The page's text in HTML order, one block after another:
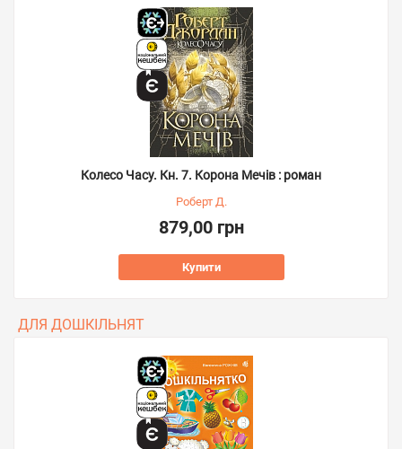
Колесо Часу. Кн. 7. Корона Мечів : роман
Роберт Д.
879,00 грн
Купити
ДЛЯ ДОШКІЛЬНЯТ